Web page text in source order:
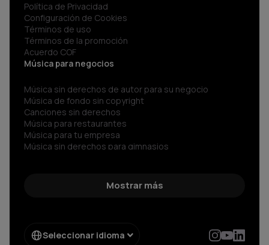
Política de Privacidad
Configuración de Cookies
Términos de uso
Términos de la promoción
Acuerdo COF
Música para negocios
Música sin derechos de autor para su negocio
Música de fondo sin copyright
Canciones sin derechos
Música para restaurantes
Música para tu empresa
Música sin derechos para gimnasios
Sonidos sin copyright
Radio sin copyright para
Mostrar más
Seleccionar idioma